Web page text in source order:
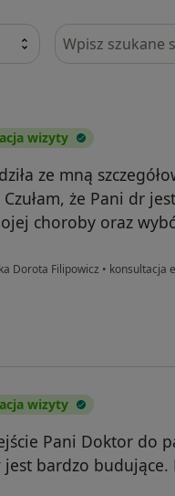
Szukaj w
wizyty
ze mną
że Pani dr
choroby oraz
Dorota Filipowicz • konsultacja
wizyty
Pani Doktor do
bardzo budujące.